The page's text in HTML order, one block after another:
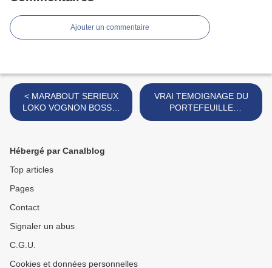
Ajouter un commentaire
< MARABOUT SERIEUX
LOKO VOGNON BOSSA,
UN VRAI MARABOUT
VRAI TEMOIGNAGE DU
PORTEFEUILLE
MAGIQUE, BEDOU
Hébergé par Canalblog
Top articles
Pages
Contact
Signaler un abus
C.G.U.
Cookies et données personnelles